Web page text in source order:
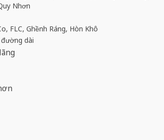
Nhơn
FLC, Ghềnh Ráng, Hòn Khô
dài